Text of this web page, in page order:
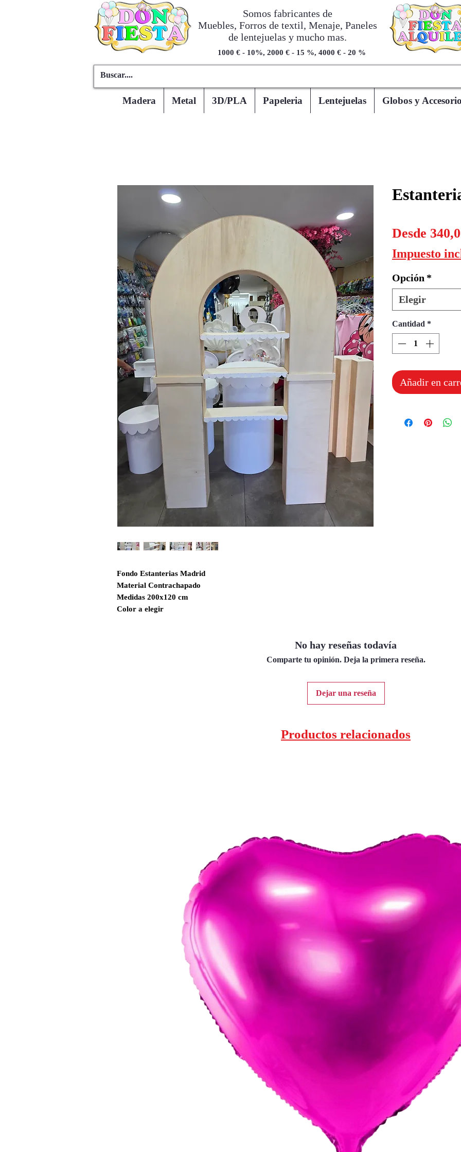
Somos fabricantes de
Muebles, Forros de textil, Menaje, Paneles
de lentejuelas y mucho mas.
1000 € - 10%, 2000 € - 15 %, 4000 € - 20 %
Madera Metal 3D/PLA Papeleria Lentejuelas Globos y
Fondo Estanterias Madrid
Material Contrachapado
Medidas 200x120 cm
Color a elegir
Desde
Impuesto
Opción *
Elegir
Cantidad *
Añadir en
No hay reseñas todavía
Comparte tu opinión. Deja la primera reseña.
Dejar una reseña
Productos relacionados